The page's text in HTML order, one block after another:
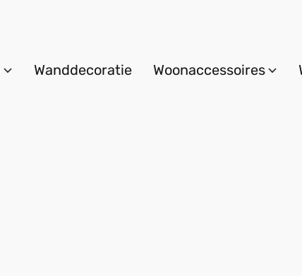
Wanddecoratie Woonaccessoires